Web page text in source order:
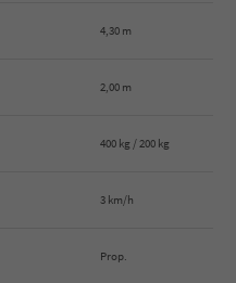
4,30 m
2,00 m
400 kg / 200 kg
3 km/h
Prop.